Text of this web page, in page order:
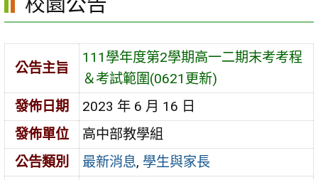
區
公告主旨
111學年度第2學期高一二期末考考程
＆考試範圍(0621更新)
發佈日期
2023 年 6 月 16 日
發佈單位
高中部教學組
公告類別
最新消息, 學生與家長